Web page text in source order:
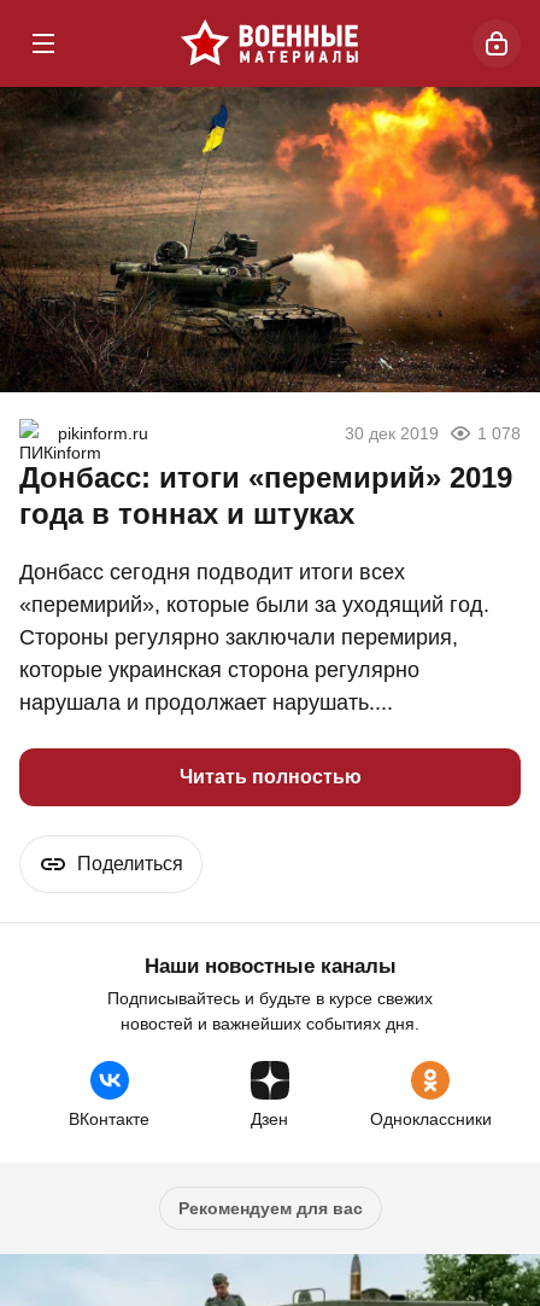
pikinform.ru 30 дек 2019 1 078
Донбасс: итоги «перемирий» 2019
года в тоннах и штуках
Донбасс сегодня подводит итоги всех
«перемирий», которые были за уходящий год.
Стороны регулярно заключали перемирия,
которые украинская сторона регулярно
нарушала и продолжает нарушать....
Читать полностью
Поделиться
Наши новостные каналы
Подписывайтесь и будьте в курсе свежих
новостей и важнейших событиях дня.
ВКонтакте Дзен Одноклассники
Рекомендуем для вас